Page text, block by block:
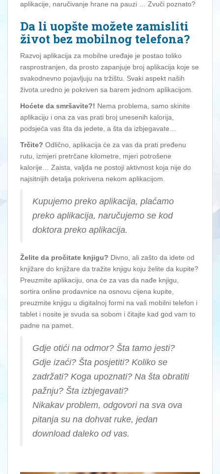
aplikacije, naručivanje hrane na pauzi … Zvuči poznato?
Da li uopšte možete zamisliti
život bez mobilnog telefona?
Razvoj aplikacija za mobilne uređaje je postao toliko
rasprostranjen, da prosto zapanjuje broj aplikacija koje se
svakodnevno pojavljuju na tržištu. Svaki aspekt naših
života uredno je pokriven sa barem jednom aplikacijom.
Hoćete da smršavite?! Nema problema, samo skinite
aplikaciju i ona za vas prati broj unesenih kalorija,
podsjeća vas šta da jedete, a šta da izbjegavate…
Trčite? Odlično, aplikacija će za vas da prati pređenu
rutu, izmjeri pretrčane kilometre, mjeri potrošene
kalorije… Zaista, valjda ne postoji aktivnost koja nije do
najsitnijih detalja pokrivena nekom aplikacijom.
Kupujemo preko aplikacija, plaćamo
preko aplikacija, naručujemo se kod
doktora preko aplikacija.
Želite da pročitate knjigu? Divno, ali zašto da idete od
knjižare do knjižare da tražite knjigu koju želite da kupite?
Preuzmite aplikaciju, ona će za vas da nađe knjigu,
sortira online prodavnice na osnovu cijena kupite,
preuzmite knjigu u digitalnoj formi na vaš mobilni telefon i
tablet i nosite je svuda sa sobom i čitajte kad god vam to
padne na pamet.
Gdje otići na odmor? Šta tamo jesti?
Gdje izaći? Šta posjetiti? Koliko se
zadržati? Koga upoznati? Na šta obratiti
pažnju? Šta izbjegavati?
Nikakav problem, odgovori na sva ova
pitanja su na dohvat ruke, jedan
download daleko od vas.